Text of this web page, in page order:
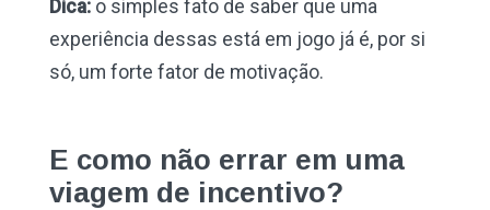
Dica:o simples fato de saber que uma
experiência dessas está em jogo já é, por si
só, um forte fator de motivação.
E como não errar em uma
viagem de incentivo?